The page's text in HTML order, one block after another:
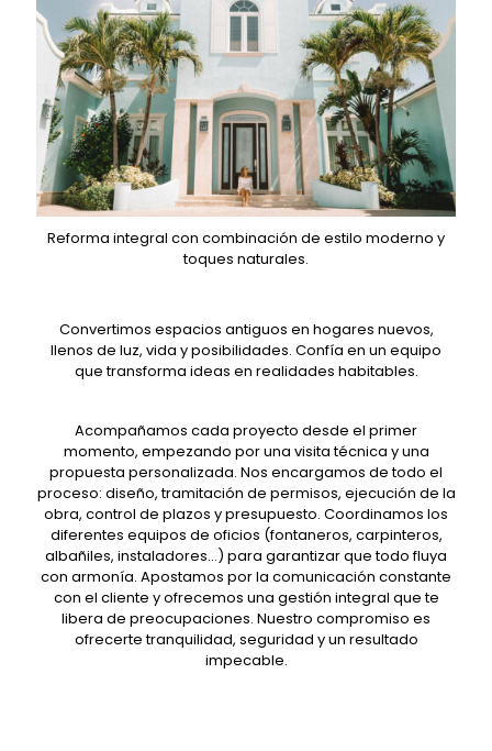
Reforma integral con combinación de estilo moderno y
toques naturales.
Convertimos espacios antiguos en hogares nuevos,
llenos de luz, vida y posibilidades. Confía en un equipo
que transforma ideas en realidades habitables.
Acompañamos cada proyecto desde el primer
momento, empezando por una visita técnica y una
propuesta personalizada. Nos encargamos de todo el
proceso: diseño, tramitación de permisos, ejecución de la
obra, control de plazos y presupuesto. Coordinamos los
diferentes equipos de oficios (fontaneros, carpinteros,
albañiles, instaladores…) para garantizar que todo fluya
con armonía. Apostamos por la comunicación constante
con el cliente y ofrecemos una gestión integral que te
libera de preocupaciones. Nuestro compromiso es
ofrecerte tranquilidad, seguridad y un resultado
impecable.